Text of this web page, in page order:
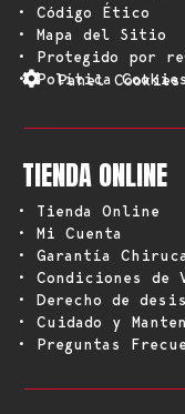
• Código Ético
• Mapa del Sitio
• Protegido por
• Política Cookies
Panel Cookies
TIENDA ONLINE
• Tienda Online
• Mi Cuenta
• Garantía Chiruca
• Condiciones de
• Derecho de
• Cuidado y
• Preguntas